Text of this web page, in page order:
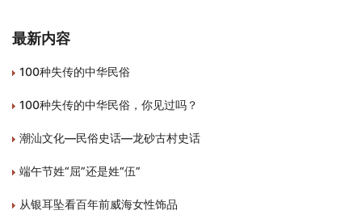
最新内容
100种失传的中华民俗
100种失传的中华民俗，你见过吗？
潮汕文化—民俗史话—龙砂古村史话
端午节姓“屈”还是姓“伍”
从银耳坠看百年前威海女性饰品